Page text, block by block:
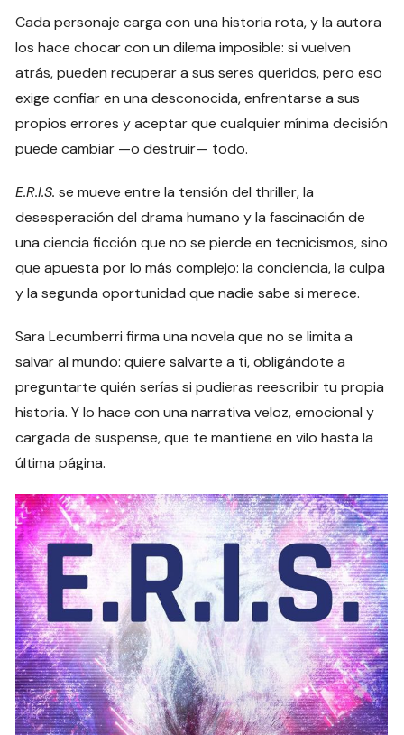
Cada personaje carga con una historia rota, y la autora
los hace chocar con un dilema imposible: si vuelven
atrás, pueden recuperar a sus seres queridos, pero eso
exige confiar en una desconocida, enfrentarse a sus
propios errores y aceptar que cualquier mínima decisión
puede cambiar —o destruir— todo.
E.R.I.S. se mueve entre la tensión del thriller, la
desesperación del drama humano y la fascinación de
una ciencia ficción que no se pierde en tecnicismos, sino
que apuesta por lo más complejo: la conciencia, la culpa
y la segunda oportunidad que nadie sabe si merece.
Sara Lecumberri firma una novela que no se limita a
salvar al mundo: quiere salvarte a ti, obligándote a
preguntarte quién serías si pudieras reescribir tu propia
historia. Y lo hace con una narrativa veloz, emocional y
cargada de suspense, que te mantiene en vilo hasta la
última página.